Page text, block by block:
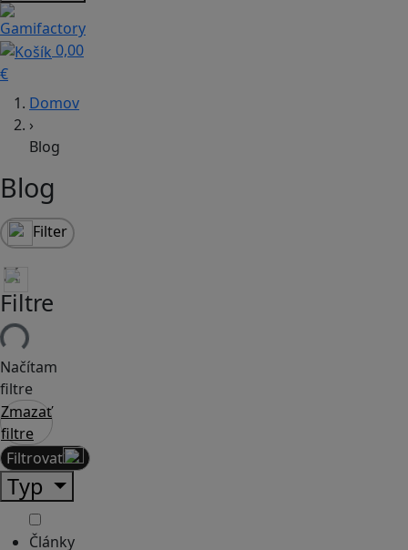
0,00
€
Domov
›
Blog
Blog
Filter
Filtre
Načítam
filtre
Zmazať
filtre
Filtrovať
Typ
Články